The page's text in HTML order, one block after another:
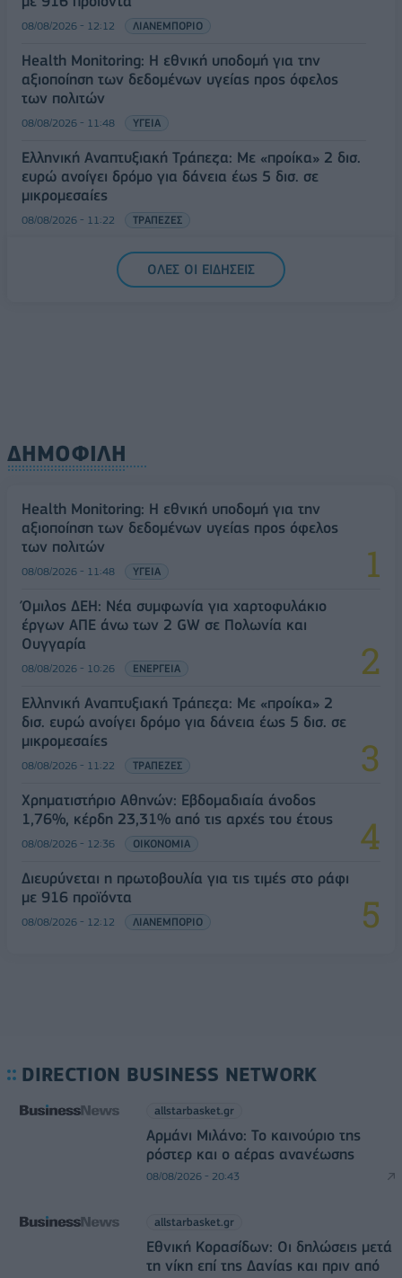
08/08/2026 - 12:12 ΛΙΑΝΕΜΠΟΡΙΟ
Health Monitoring: Η εθνική υποδομή για την
αξιοποίηση των δεδομένων υγείας προς όφελος
των πολιτών
08/08/2026 - 11:48 ΥΓΕΙΑ
Ελληνική Αναπτυξιακή Τράπεζα: Με «προίκα» 2 δισ.
ευρώ ανοίγει δρόμο για δάνεια έως 5 δισ. σε
μικρομεσαίες
08/08/2026 - 11:22 ΤΡΑΠΕΖΕΣ
5G παντού, 6G στον ορίζοντα: Πού βρίσκεται η
Ελλάδα στη μεγάλη τεχνολογική μετάβαση
ΟΛΕΣ ΟΙ ΕΙΔΗΣΕΙΣ
ΔΗΜΟΦΙΛΗ
Health Monitoring: Η εθνική υποδομή για την
αξιοποίηση των δεδομένων υγείας προς όφελος
των πολιτών
08/08/2026 - 11:48 ΥΓΕΙΑ
Όμιλος ΔΕΗ: Νέα συμφωνία για χαρτοφυλάκιο
έργων ΑΠΕ άνω των 2 GW σε Πολωνία και
Ουγγαρία
08/08/2026 - 10:26 ΕΝΕΡΓΕΙΑ
Ελληνική Αναπτυξιακή Τράπεζα: Με «προίκα» 2
δισ. ευρώ ανοίγει δρόμο για δάνεια έως 5 δισ. σε
μικρομεσαίες
08/08/2026 - 11:22 ΤΡΑΠΕΖΕΣ
Χρηματιστήριο Αθηνών: Εβδομαδιαία άνοδος
1,76%, κέρδη 23,31% από τις αρχές του έτους
08/08/2026 - 12:36 ΟΙΚΟΝΟΜΙΑ
Διευρύνεται η πρωτοβουλία για τις τιμές στο ράφι
με 916 προϊόντα
08/08/2026 - 12:12 ΛΙΑΝΕΜΠΟΡΙΟ
DIRECTION BUSINESS NETWORK
allstarbasket.gr
Αρμάνι Μιλάνο: Το καινούριο της
ρόστερ και ο αέρας ανανέωσης
08/08/2026 - 20:43
allstarbasket.gr
Εθνική Κορασίδων: Οι δηλώσεις μετά
τη νίκη επί της Δανίας και πριν από